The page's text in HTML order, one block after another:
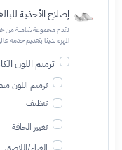
إصلاح الأحذية
نقدم مجموعة شاملة من
المهرة لدينا بتقديم خدمة
ترميم اللون
ترميم اللون
تنظيف
تغيير الحافة